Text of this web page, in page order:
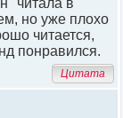
читала в
но уже плохо
читается,
понравился.
Цитата